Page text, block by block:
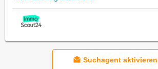
Suchagent aktivieren